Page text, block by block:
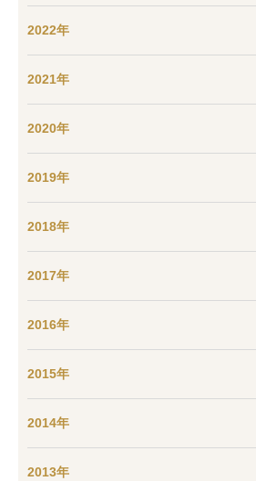
2022年
2021年
2020年
2019年
2018年
2017年
2016年
2015年
2014年
2013年